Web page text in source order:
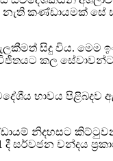
කණ්ඩායමක් සේ
සිදු විය. මෙම
කල සේවාවන්ට
භාවය පිළිබදව
නිදහසට
සර්වජන චන්දය